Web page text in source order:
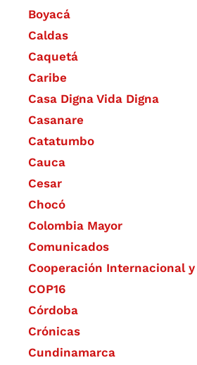
Boyacá
Caldas
Caquetá
Caribe
Casa Digna Vida Digna
Casanare
Catatumbo
Cauca
Cesar
Chocó
Colombia Mayor
Comunicados
Cooperación Internacional
COP16
Córdoba
Crónicas
Cundinamarca